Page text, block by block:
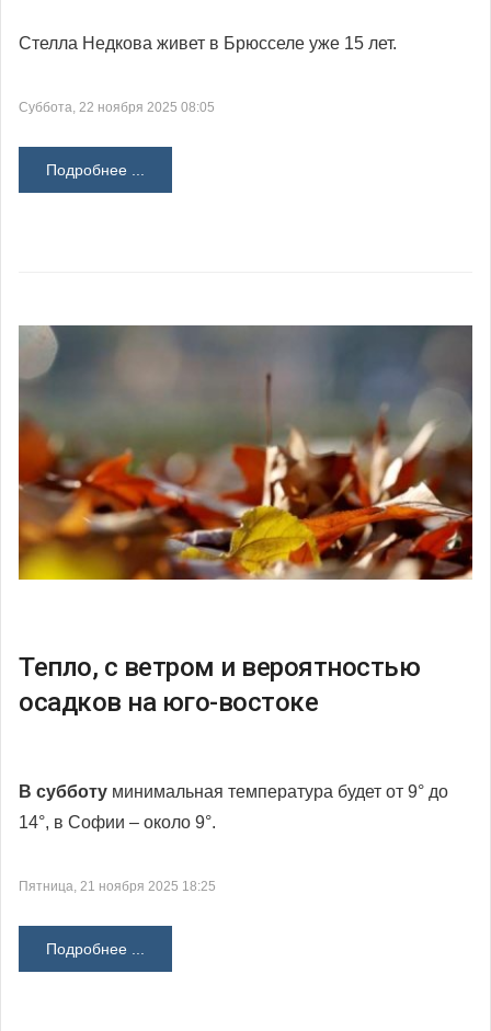
Стелла Недкова живет в Брюсселе уже 15 лет.
Суббота, 22 ноября 2025 08:05
Подробнее ...
Тепло, с ветром и вероятностью
осадков на юго-востоке
В субботу минимальная температура будет от 9° до
14°, в Софии – около 9°.
Пятница, 21 ноября 2025 18:25
Подробнее ...